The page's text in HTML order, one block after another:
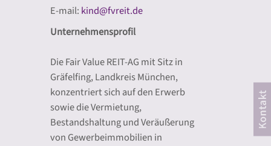
E-mail: kind@fvreit.de
Unternehmensprofil
Die Fair Value REIT-AG mit Sitz in
Gräfelfing, Landkreis München,
konzentriert sich auf den Erwerb
sowie die Vermietung,
Bestandshaltung und Veräußerung
von Gewerbeimmobilien in